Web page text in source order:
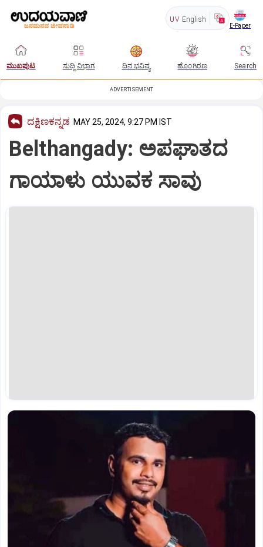
UV English
E-Paper
ಮುಖಪುಟ ಸುದ್ದಿ ವಿಭಾಗ ದಿನ ಭವಿಷ್ಯ ಹೊಂಗಿರಣ Search
ADVERTISEMENT
ದಕ್ಷಿಣಕನ್ನಡ MAY 25, 2024, 9:27 PM IST
Belthangady: ಅಪಘಾತದ
ಗಾಯಾಳು ಯುವಕ ಸಾವು